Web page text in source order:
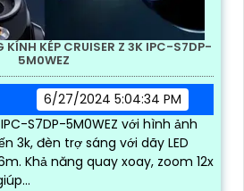
KÍNH KÉP CRUISER Z 3K IPC-S7DP-
5M0WEZ
6/27/2024 5:04:34 PM
S7DP-5M0WEZ với hình ảnh
3k, đèn trợ sáng với dãy LED
12x